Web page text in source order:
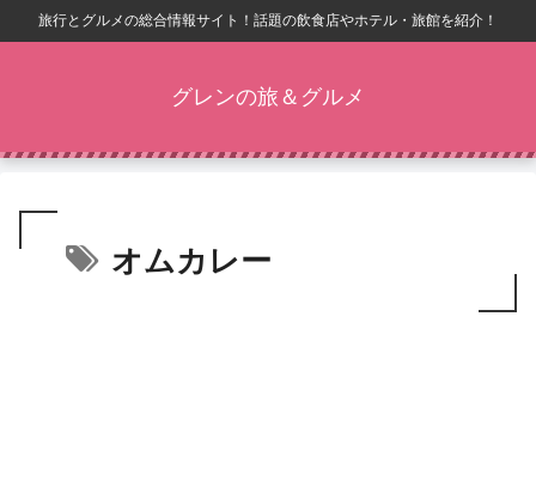
旅行とグルメの総合情報サイト！話題の飲食店やホテル・旅館を紹介！
グレンの旅＆グルメ
オムカレー